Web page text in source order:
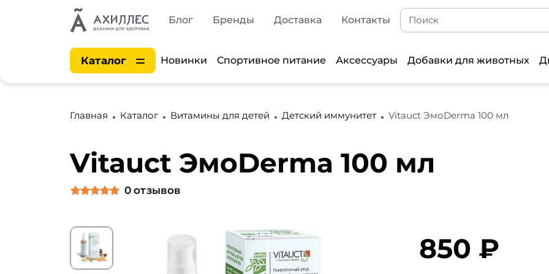
Блог Бренды Доставка Контакты
Каталог Новинки Спортивное питание Аксессуары Добавки для животных
Главная Каталог Витамины для детей Детский иммунитет Vitauct ЭмоDerma 100 мл
Vitauct ЭмоDerma 100 мл
0 отзывов
850 ₽